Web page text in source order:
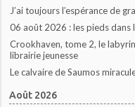
J’ai toujours l’espérance de
06 août 2026 : les pieds dans
Crookhaven, tome 2, le
librairie jeunesse
Le calvaire de Saumos
Août 2026